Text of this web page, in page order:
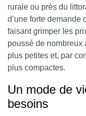
rurale ou près du
d’une forte demande
faisant grimper les
poussé de nombreux
plus petites et, par
plus compactes.
Un mode de
besoins